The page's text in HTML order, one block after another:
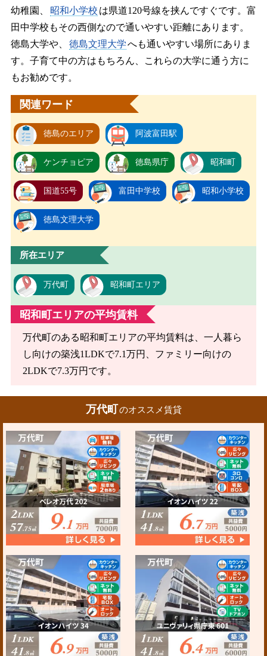
幼稚園、
昭和小学校 は県道120号線を挟んですぐです。富
田中学校もその西側なので通いやすい距離にあります。
徳島大学や、
徳島文理大学へも通いやすい場所にありま
す。子育て中の方はもちろん、これらの大学に通う方に
もお勧めです。
関連ワード
徳島のエリア 阿波富田駅
ケンチョピア 徳島県庁 昭和町
国道55号 富田中学校 昭和小学校
徳島文理大学
所在エリア
万代町 昭和町エリア
昭和町エリアの平均賃料
万代町のある昭和町エリアの平均賃料は、一人暮ら
し向けの築浅1LDKで7.1万円、ファミリー向けの
2LDKで7.3万円です。
万代町のオススメ賃貸